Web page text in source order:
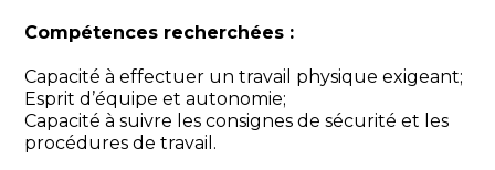
Compétences recherchées :
Capacité à effectuer un travail physique exigeant;
Esprit d’équipe et autonomie;
Capacité à suivre les consignes de sécurité et les
procédures de travail.